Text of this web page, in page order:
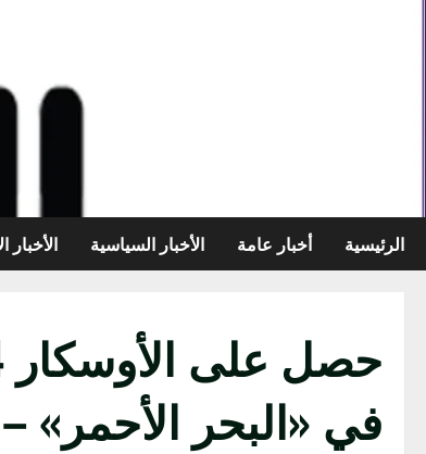
الرئيسية أخبار عامة الأخبار السياسية الأخبار
في «البحر الأحمر»